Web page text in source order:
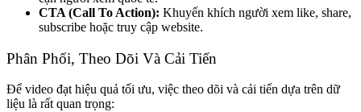
CTA (Call To Action): Khuyến khích người xem like, share,
subscribe hoặc truy cập website.
Phân Phối, Theo Dõi Và Cải Tiến
Để video đạt hiệu quả tối ưu, việc theo dõi và cải tiến dựa trên dữ
liệu là rất quan trọng: